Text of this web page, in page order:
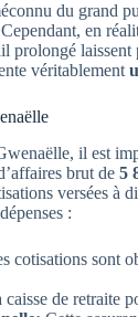
du grand
en
prolongé
véritablement
il est
brut de 5
versées à
:
cotisations sont
caisse de retraite